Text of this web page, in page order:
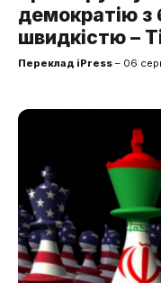
демократію
швидкістю –
Переклад iPress – 06